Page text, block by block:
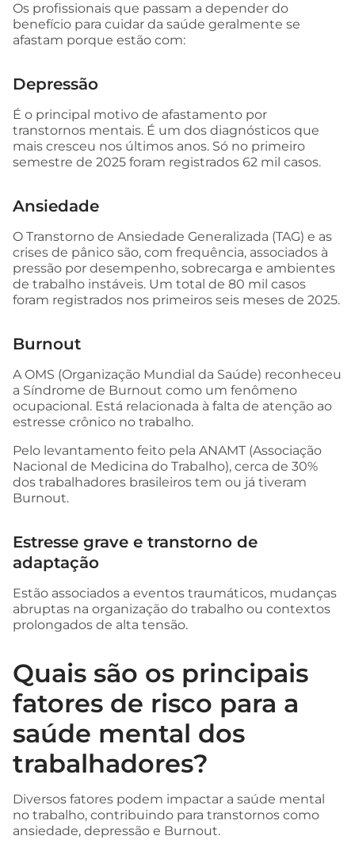
Os profissionais que passam a depender do
benefício para cuidar da saúde geralmente se
afastam porque estão com:
Depressão
É o principal motivo de afastamento por
transtornos mentais. É um dos diagnósticos que
mais cresceu nos últimos anos. Só no primeiro
semestre de 2025 foram registrados 62 mil casos.
Ansiedade
O Transtorno de Ansiedade Generalizada (TAG) e as
crises de pânico são, com frequência, associados à
pressão por desempenho, sobrecarga e ambientes
de trabalho instáveis. Um total de 80 mil casos
foram registrados nos primeiros seis meses de 2025.
Burnout
A OMS (Organização Mundial da Saúde) reconheceu
a Síndrome de Burnout como um fenômeno
ocupacional. Está relacionada à falta de atenção ao
estresse crônico no trabalho.
Pelo levantamento feito pela ANAMT (Associação
Nacional de Medicina do Trabalho), cerca de 30%
dos trabalhadores brasileiros tem ou já tiveram
Burnout.
Estresse grave e transtorno de
adaptação
Estão associados a eventos traumáticos, mudanças
abruptas na organização do trabalho ou contextos
prolongados de alta tensão.
Quais são os principais
fatores de risco para a
saúde mental dos
trabalhadores?
Diversos fatores podem impactar a saúde mental
no trabalho, contribuindo para transtornos como
ansiedade, depressão e Burnout.